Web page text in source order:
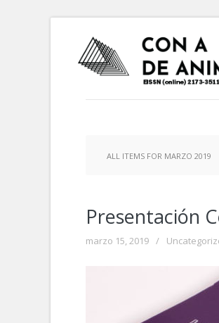
ALL ITEMS FOR MARZO 2019
Presentación
marzo 15, 2019 /